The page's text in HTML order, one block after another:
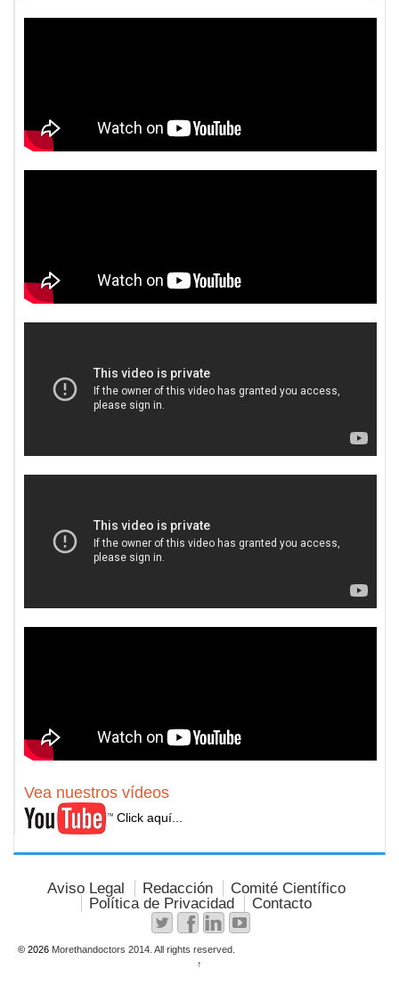
Vea nuestros vídeos
Click aquí...
Aviso Legal Redacción
Comité Científico
Política de Privacidad
Contacto
© 2026 Morethandoctors 2014. All rights reserved.
↑